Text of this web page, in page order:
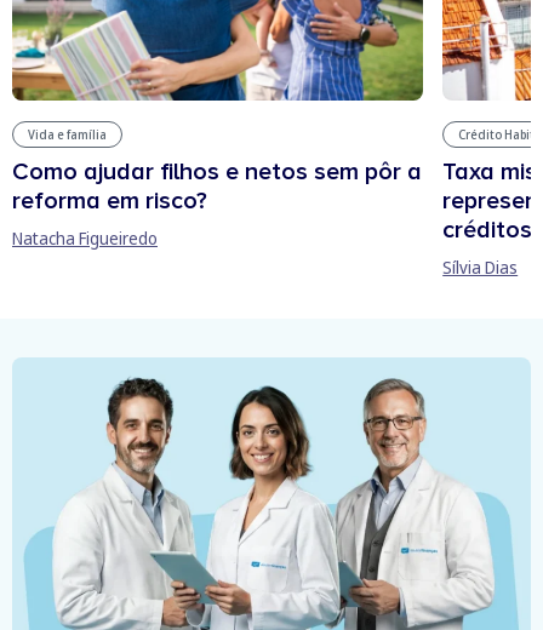
Vida e família
Como ajudar filhos e netos sem pôr a
reforma em risco?
Natacha Figueiredo
Crédito
Taxa
créditos
Sílvia Dias